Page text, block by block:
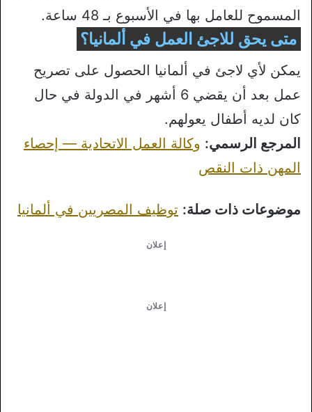
المسموح للعامل بها في الأسبوع بـ 48 ساعة.
متى يحق للاجئ العمل في ألمانيا؟
يمكن لأي لاجئ في ألمانيا الحصول على تصريح
عمل بعد أن يقضي 6 أشهر في الدولة في حال
كان لديه أطفال يعولهم.
المرجع الرسمي: وكالة العمل الاتحادية — إحصاء
المهن ذات النقص
موضوعات ذات صلة: توظيف المصريين في ألمانيا
إعلان
إعلان